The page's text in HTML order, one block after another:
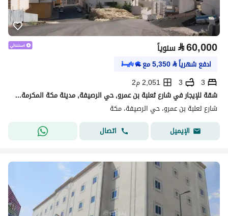
⃁60,000 سنوياً
ادفع شهرياً⃁
5,350مع
3
3
2,051 م2
شقة للإيجار في شارع ثعلبة بن عمرو, حي الرصيفة, مدينة مكة المكرمة, منطقة مكة المكرمة
شارع ثعلبة بن عمرو، حي الرصيفة، مكة
الإيميل
اتصال